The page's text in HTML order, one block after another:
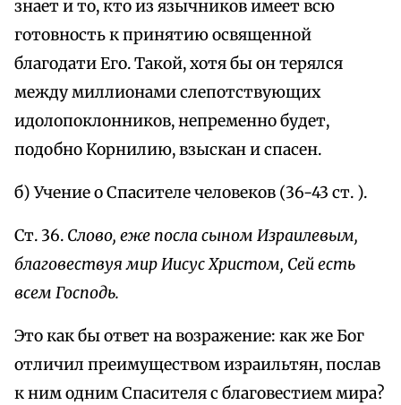
знает и то, кто из язычников имеет всю
готовность к принятию освященной
благодати Его. Такой, хотя бы он терялся
между миллионами слепотствующих
идолопоклонников, непременно будет,
подобно Корнилию, взыскан и спасен.
б) Учение о Спасителе человеков (36-43 ст. ).
Ст. 36. Слово, еже посла сыном Израилевым,
благовествуя мир Иисус Христом, Сей есть
всем Господь.
Это как бы ответ на возражение: как же Бог
отличил преимуществом израильтян, послав
к ним одним Спасителя с благовестием мира?